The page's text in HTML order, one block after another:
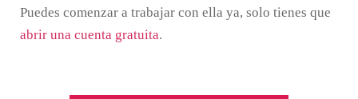
Puedes comenzar a trabajar con ella ya, solo tienes que
abrir una cuenta gratuita.